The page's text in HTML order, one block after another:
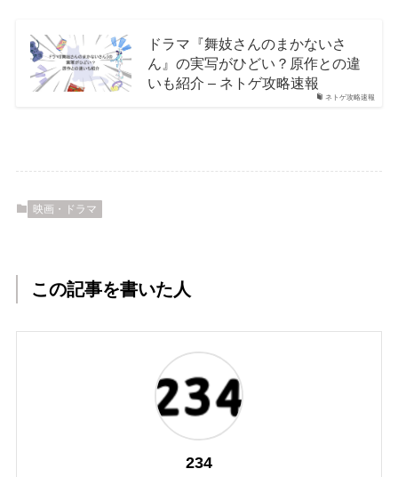
ネトゲ攻略速報
ドラマ『舞妓さんのまかないさ
ん』の実写がひどい？原作との違
いも紹介 – ネトゲ攻略速報
映画・ドラマ
この記事を書いた人
234